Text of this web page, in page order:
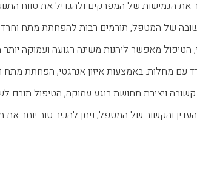
את הגמישות של המפרקים ולהגדיל את טווח
של המטפל, תורמים רבות להפחתת מתח
הטיפול מאפשר ליהנות משינה רגועה ועמוקה יותר
עם מחלות. באמצעות איזון אנרגטי, הפחתת מתח
ויצירת תחושת רוגע עמוקה, הטיפול תורם
והקשוב של המטפל, ניתן להכיר טוב יותר את